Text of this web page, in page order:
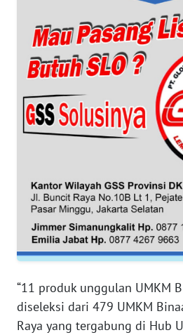
“11 produk unggulan UMKM
diseleksi dari 479 UMKM
Raya yang tergabung di Hub
WN
PAPUA
BARAT
WN
RIAU
WN
JAMBI
WN
WN
NTB